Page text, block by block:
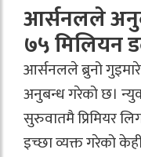
आर्सनलले
७५ मिलियन
आर्सनलले ब्रुनो
अनुबन्ध गरेको छ।
सुरुवातमै प्रिमियर
इच्छा व्यक्त गरेको